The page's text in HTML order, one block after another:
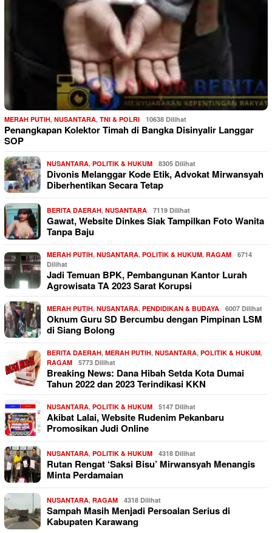
MERAH PUTIH, NUSANTARA, TNI & POLRI 10638 Dilihat
Penangkapan Kolektor Timah di Bangka Disinyalir Langgar
SOP
NUSANTARA, POLITIK & HUKUM 8305 Dilihat
Divonis Melanggar Kode Etik, Advokat Mirwansyah
Diberhentikan Secara Tetap
BERITA DAERAH, NUSANTARA 7119 Dilihat
Gawat, Website Dinkes Siak Tampilkan Foto Wanita
Tanpa Baju
MERAH PUTIH, NUSANTARA, POLITIK & HUKUM, RAGAM
6714
Dilihat
Jadi Temuan BPK, Pembangunan Kantor Lurah
Agrowisata TA 2023 Sarat Korupsi
MERAH PUTIH, NUSANTARA, PENDIDIKAN & BUDAYA 6007 Dilihat
Oknum Guru SD Bercumbu dengan Pimpinan LSM
di Siang Bolong
BERITA DAERAH, MERAH PUTIH, NUSANTARA, POLITIK & HUKUM,
RAGAM
5773 Dilihat
Breaking News: Dana Hibah Setda Kota Dumai
Tahun 2022 dan 2023 Terindikasi KKN
NUSANTARA, POLITIK & HUKUM 5147 Dilihat
Akibat Lalai, Website Rudenim Pekanbaru
Promosikan Judi Online
NUSANTARA, POLITIK & HUKUM 4318 Dilihat
Rutan Rengat ‘Saksi Bisu’ Mirwansyah Menangis
Minta Perdamaian
NUSANTARA, RAGAM 4318 Dilihat
Sampah Masih Menjadi Persoalan Serius di
Kabupaten Karawang